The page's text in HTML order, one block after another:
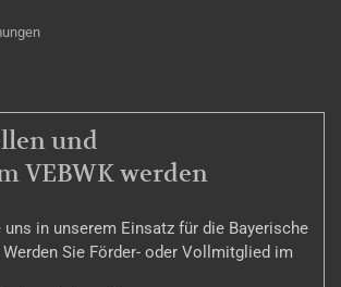
und
VEBWK werden
uns in unserem Einsatz für die Bayerische
Sie Förder- oder Vollmitglied im